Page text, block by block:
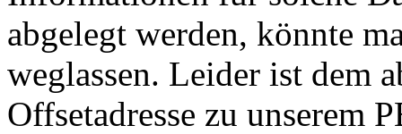
abgelegt werden, könnte
weglassen. Leider ist dem
Offsetadresse zu unserem